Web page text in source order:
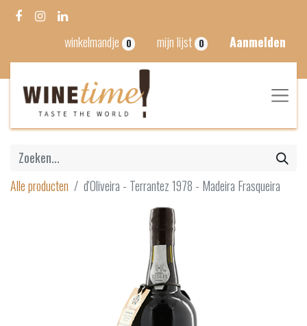
winkelmandje 0 mijn lijst 0 Aanmelden
Alle producten d'Oliveira - Terrantez 1978 - Madeira Frasqueira